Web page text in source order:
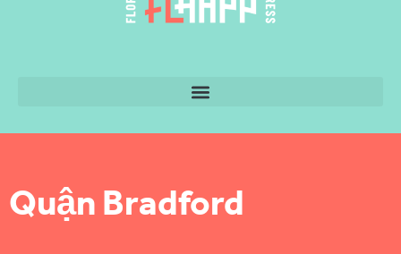
Quận Bradford